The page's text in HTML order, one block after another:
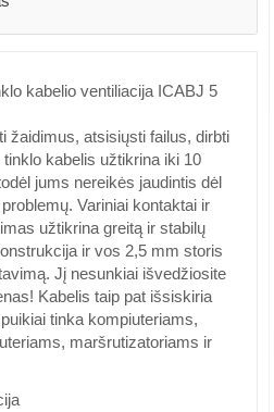
kabelio ventiliacija ICABJ 5
žaidimus, atsisiųsti failus, dirbti
kabelis užtikrina iki 10
jums nereikės jaudintis dėl
Variniai kontaktai ir
užtikrina greitą ir stabilų
ir vos 2,5 mm storis
Jį nesunkiai išvedžiosite
Kabelis taip pat išsiskiria
tinka kompiuteriams,
maršrutizatoriams ir